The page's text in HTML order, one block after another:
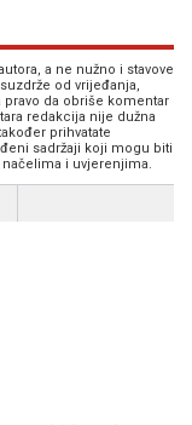
a ne nužno i stavove
od vrijeđanja,
pravo da obriše komentar
redakcija nije dužna
prihvatate
sadržaji koji mogu biti
i uvjerenjima.